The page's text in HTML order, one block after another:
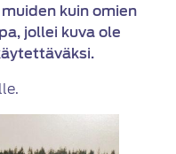
kuin omien
jollei kuva ole